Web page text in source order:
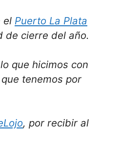
el Puerto La Plata
de cierre del año.
que hicimos con
tenemos por
, por recibir al